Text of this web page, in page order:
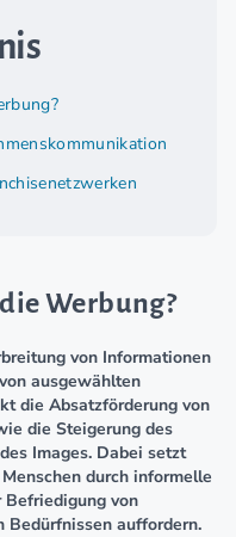
Werbung?
von Informationen
ausgewählten
die Absatzförderung von
die Steigerung des
Images. Dabei setzt
durch informelle
Befriedigung von
Bedürfnissen auffordern.